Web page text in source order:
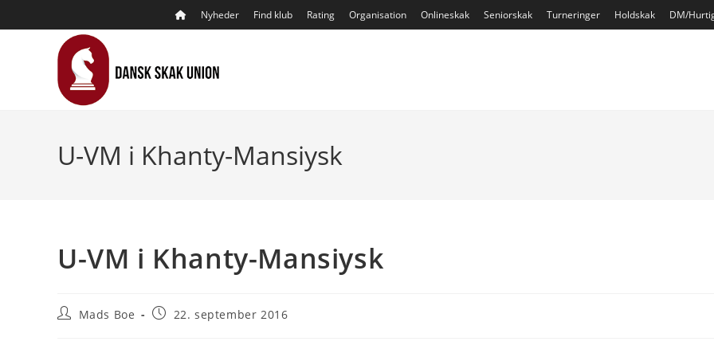
to
Nyheder Find klub Rating Organisation Onlineskak Seniorskak Turneringer Holdskak DM/
U-VM i Khanty-Mansiysk
U-VM i Khanty-Mansiysk
PostMads Boe
Post22. september 2016